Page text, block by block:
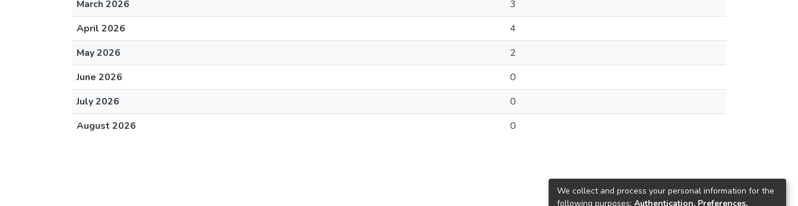
March 2026
3
April 2026
4
May 2026
2
June 2026
0
July 2026
0
August 2026
0
We collect and process your personal information for the
following purposes: Authentication, Preferences,